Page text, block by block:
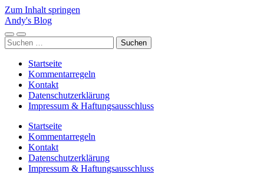
Zum Inhalt springen
Andy's Blog
Mobile-
Menü
Suchfeld
ein-/ausblenden
Suchen
nach:
Startseite
Kommentarregeln
Kontakt
Datenschutzerklärung
Impressum & Haftungsausschluss
Startseite
Kommentarregeln
Kontakt
Datenschutzerklärung
Impressum & Haftungsausschluss